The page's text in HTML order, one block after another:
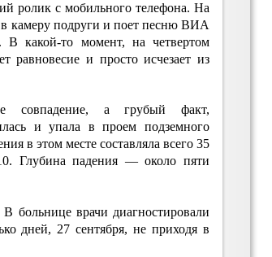
ролик с мобильного телефона. На
камеру подруги и поет песню ВИА
какой-то момент, на четвертом
равновесие и просто исчезает из
совпадение, а грубый факт,
и упала в проем подземного
в этом месте составляла всего 35
Глубина падения — около пяти
больнице врачи диагностировали
дней, 27 сентября, не приходя в